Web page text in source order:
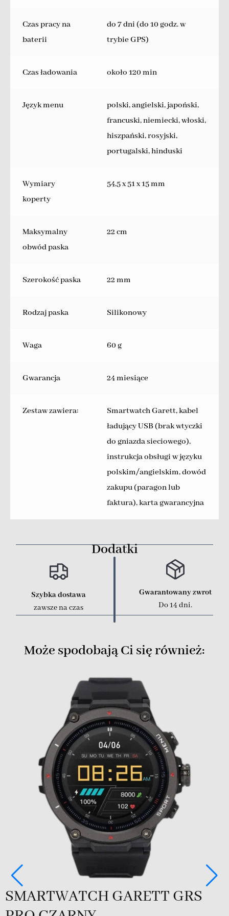
Czas pracy na
baterii
do 7 dni (do 10 godz. w
trybie GPS)
Czas ładowania około 120 min
Język menu
polski, angielski, japoński,
francuski, niemiecki, włoski,
hiszpański, rosyjski,
portugalski, hinduski
Wymiary
koperty
54,5 x 51 x 15 mm
Maksymalny
obwód paska
22 cm
Szerokość paska 22 mm
Rodzaj paska Silikonowy
Waga 60 g
Gwarancja 24 miesiące
Zestaw zawiera:
Smartwatch Garett, kabel
ładujący USB (brak wtyczki
do gniazda sieciowego),
instrukcja obsługi w języku
polskim/angielskim, dowód
zakupu (paragon lub
faktura), karta gwarancyjna
Dodatki
Szybka dostawa
zawsze na czas
Gwarantowany zwrot
Do 14 dni.
Może spodobają Ci się również:
SMARTWATCH GARETT GRS